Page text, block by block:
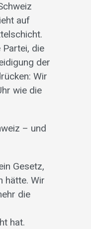
auf
die
der
Wir
wie die
– und
Gesetz,
hätte. Wir
die
hat.